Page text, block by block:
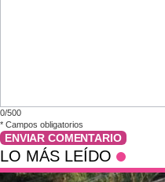
0/500
* Campos obligatorios
ENVIAR COMENTARIO
LO MÁS LEÍDO